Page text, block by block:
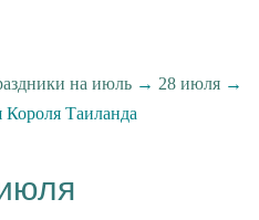
на июль→ 28 июля→
Таиланда